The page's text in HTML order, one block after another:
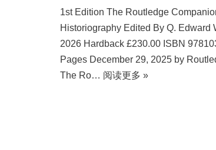
1st Edition The Routledge
Historiography Edited By Q. Edward
2026 Hardback £230.00 ISBN
Pages December 29, 2025 by
The Ro… 阅读更多 »